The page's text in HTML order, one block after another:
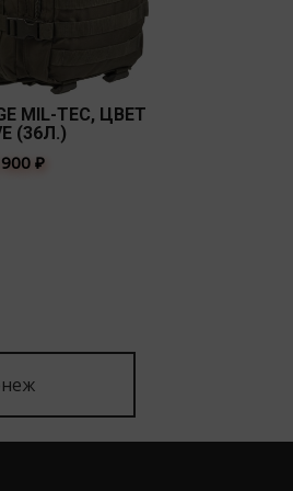
MIL-TEC, ЦВЕТ
(36Л.)
₽